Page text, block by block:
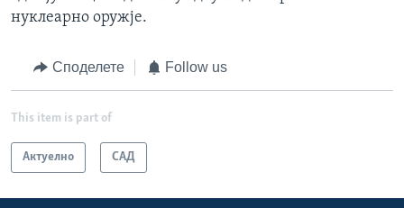
нуклеарно оружје.
Споделете Follow us
This item is part of
Актуелно САД